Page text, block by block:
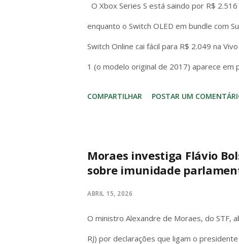
O Xbox Series S está saindo por R$
enquanto o Switch OLED em bundle com
Switch Online cai fácil para R$ 2.049 na
1 (o modelo original de 2017) aparece em
com jogo incluso. No bolso brasileiro, os
entrada – mas o Switch (1 ou OLED)
dock/720p handheld e o OLED melhora a
COMPARTILHAR POSTAR UM
Moraes investiga Flávio
sobre imunidade
ABRIL 15, 2026
O ministro Alexandre de Moraes, do STF,
RJ) por declarações que ligam o